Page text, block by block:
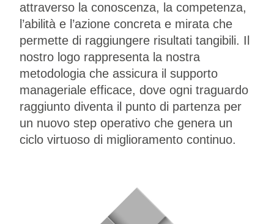
attraverso la conoscenza, la competenza,
l’abilità e l’azione concreta e mirata che
permette di raggiungere risultati tangibili. Il
nostro logo rappresenta la nostra
metodologia che assicura il supporto
manageriale efficace, dove ogni traguardo
raggiunto diventa il punto di partenza per
un nuovo step operativo che genera un
ciclo virtuoso di miglioramento continuo.